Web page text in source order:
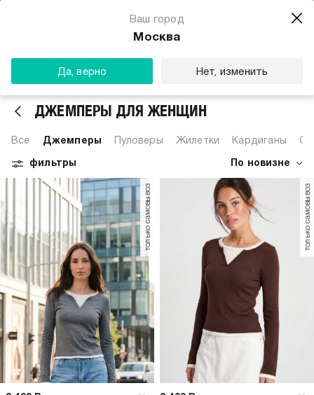
Ваш город
Москва
Да, верно Нет, изменить
ДЖЕМПЕРЫ ДЛЯ ЖЕНЩИН
Все Джемперы Пуловеры Жилетки Кардиганы
По новизне
фильтры
только самовывоз только самовывоз
Магазин одежды для тебя